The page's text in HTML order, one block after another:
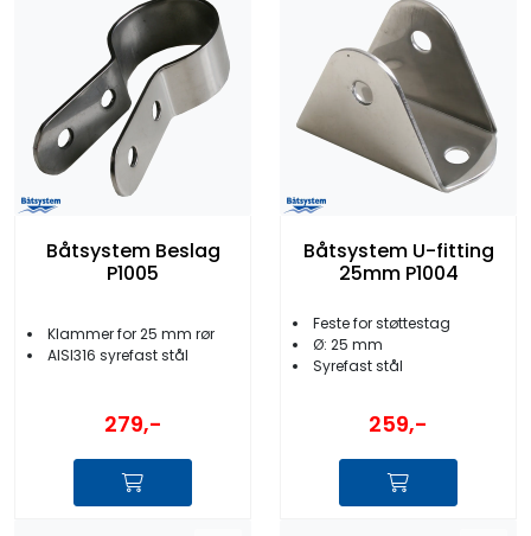
Båtsystem Beslag
P1005
Klammer for 25 mm rør
AISI316 syrefast stål
279,-
Båtsystem U-fitting
25mm P1004
Feste for støttestag
Ø: 25 mm
Syrefast stål
259,-